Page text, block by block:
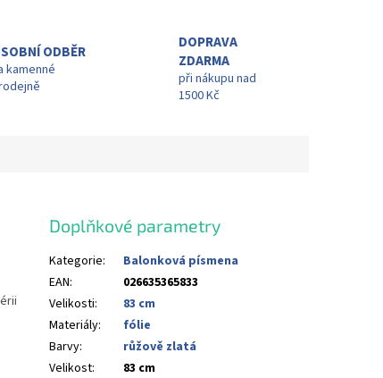
ODBĚR
kamenné
DOPRAVA
ZDARMA
při nákupu nad
1500 Kč
Doplňkové parametry
Kategorie:
Balonková písmena
EAN:
026635365833
Velikosti:
83 cm
Materiály:
fólie
Barvy:
růžově zlatá
Velikost:
83 cm